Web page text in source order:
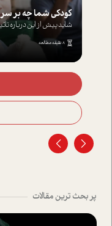
کودکی شما چه بر سر
شاید پیش از این درباره
8 دقیقه مطالعه
پر بحث ترین مقالات